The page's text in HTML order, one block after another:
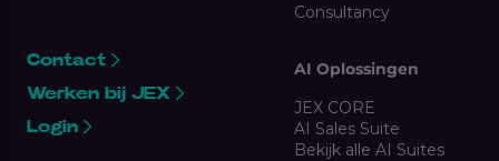
Contact
Werken bij JEX
Login
Consultancy
AI Oplossingen
JEX CORE
AI Sales Suite
Bekijk alle AI Suites